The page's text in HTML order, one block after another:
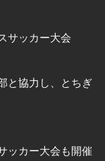
サッカー大会
と協力し、とちぎ
ッカー大会も開催